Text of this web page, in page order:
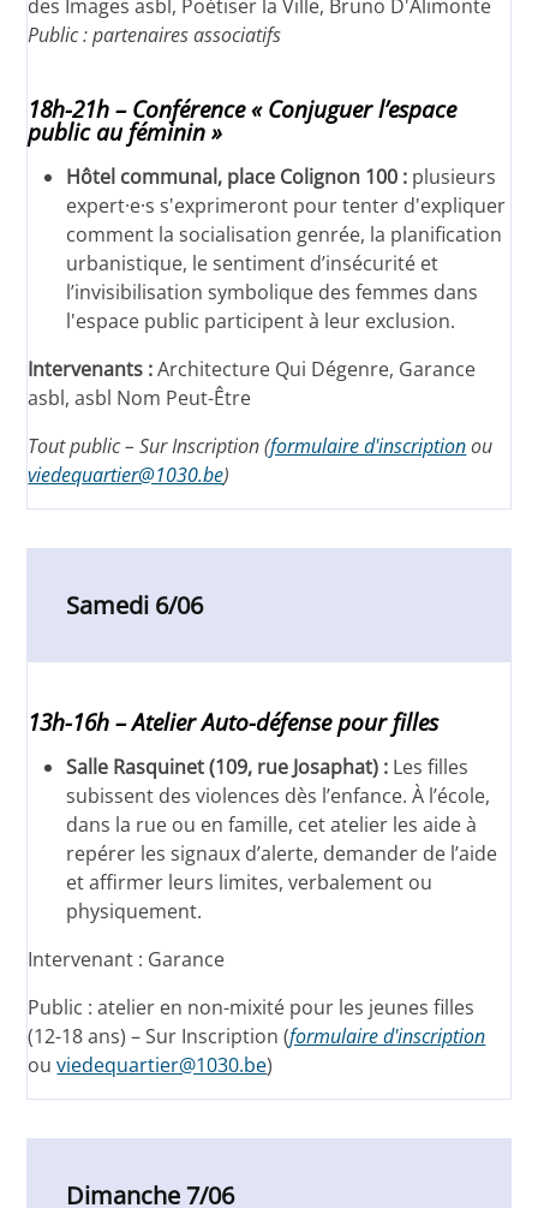
des Images asbl, Poétiser la Ville, Bruno D'Alimonte
Public : partenaires associatifs
18h-21h – Conférence « Conjuguer l’espace
public au féminin »
Hôtel communal, place Colignon 100 : plusieurs
expert·e·s s'exprimeront pour tenter d'expliquer
comment la socialisation genrée, la planification
urbanistique, le sentiment d’insécurité et
l’invisibilisation symbolique des femmes dans
l'espace public participent à leur exclusion.
Intervenants :Architecture Qui Dégenre, Garance
asbl, asbl Nom Peut-Être
Tout public – Sur Inscription (formulaire d'inscriptionou
viedequartier@1030.be)
Samedi 6/06
13h-16h – Atelier Auto-défense pour filles
Salle Rasquinet (109, rue Josaphat) : Les filles
subissent des violences dès l’enfance. À l’école,
dans la rue ou en famille, cet atelier les aide à
repérer les signaux d’alerte, demander de l’aide
et affirmer leurs limites, verbalement ou
physiquement.
Intervenant : Garance
Public : atelier en non-mixité pour les jeunes filles
(12-18 ans) – Sur Inscription (formulaire d'inscription
ouviedequartier@1030.be)
Dimanche 7/06